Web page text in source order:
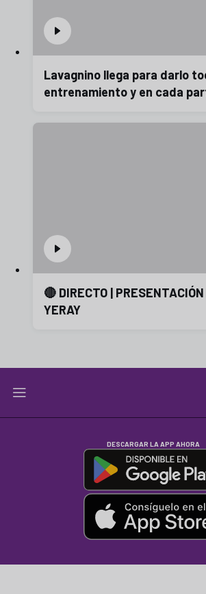
Lavagnino llega para darlo
entrenamiento y en cada
🔴 DIRECTO |
YERAY
DESCARGAR LA APP AHORA